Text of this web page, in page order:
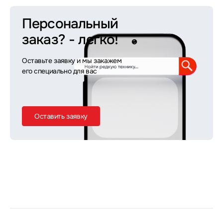
Персональный
заказ? - легко!
Оставьте заявку и мы закажем
его специально для вас
Оставить заявку